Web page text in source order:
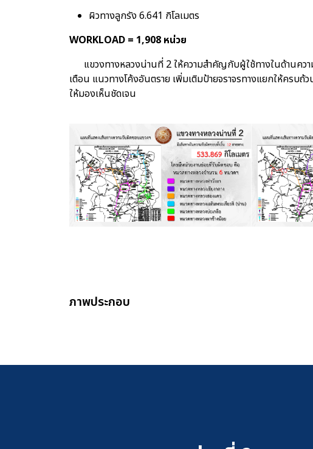
ผิวทางลูกรัง 6.641 กิโลเมตร
WORKLOAD = 1,908 หน่วย
แขวงทางหลวงน่านที่ 2 ให้ความสำคัญกับผู้ใช้ทางในด้านควา
เตือน แนวทางโค้งอันตราย เพิ่มเติมป้ายจราจรทางแยกให้ครบ
ให้มองเห็นชัดเจน
ภาพประกอบ